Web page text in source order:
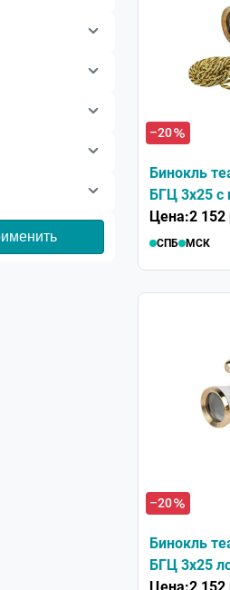
–20
Бинокль
БГЦ 3x25 с
золотой
Цена:2 152
СПБ МСК
–20
Бинокль